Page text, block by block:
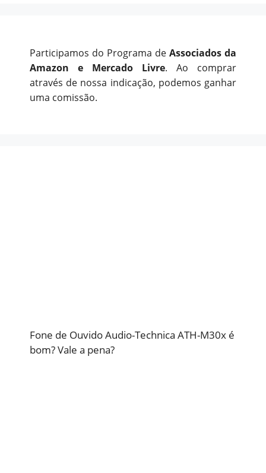
Participamos do Programa de Associados da
Amazon e Mercado Livre. Ao comprar
através de nossa indicação, podemos ganhar
uma comissão.
Fone de Ouvido Audio-Technica ATH-M30x é
bom? Vale a pena?